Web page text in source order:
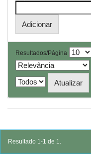
Resultados/Página
Resultado 1-1 de 1.